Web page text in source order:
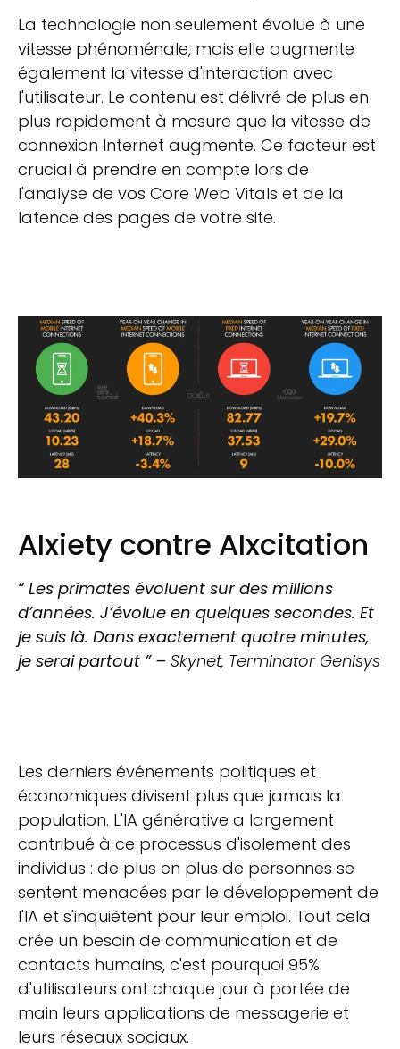
La technologie non seulement évolue à une
vitesse phénoménale, mais elle augmente
également la vitesse d'interaction avec
l'utilisateur. Le contenu est délivré de plus en
plus rapidement à mesure que la vitesse de
connexion Internet augmente. Ce facteur est
crucial à prendre en compte lors de
l'analyse de vos Core Web Vitals et de la
latence des pages de votre site.
AIxiety contre AIxcitation
“ Les primates évoluent sur des millions
d’années. J’évolue en quelques secondes. Et
je suis là. Dans exactement quatre minutes,
je serai partout ” – Skynet, Terminator Genisys
Les derniers événements politiques et
économiques divisent plus que jamais la
population. L'IA générative a largement
contribué à ce processus d'isolement des
individus : de plus en plus de personnes se
sentent menacées par le développement de
l'IA et s'inquiètent pour leur emploi. Tout cela
crée un besoin de communication et de
contacts humains, c'est pourquoi 95%
d'utilisateurs ont chaque jour à portée de
main leurs applications de messagerie et
leurs réseaux sociaux.